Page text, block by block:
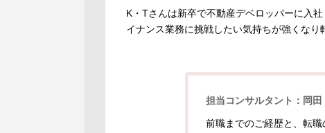
K・Tさんは新卒で不動産デベロッパーに入
イナンス業務に挑戦したい気持ちが強くなり
担当コンサルタント：岡田
前職までのご経歴と、転